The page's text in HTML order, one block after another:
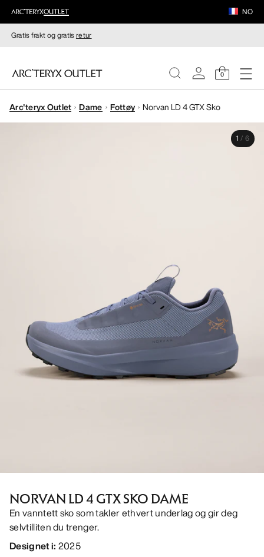
NO
Gratis frakt og gratisretur
0
DAMER
Arc'teryx Outlet Dame Fottøy Norvan LD 4 GTX Sko
1 / 6
NORVAN LD 4 GTX SKO DAME
En vanntett sko som takler ethvert underlag og gir deg
selvtilliten du trenger.
Designet i: 2025